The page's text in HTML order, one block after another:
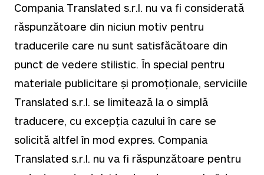
Compania Translated s.r.l. nu va fi considerată
răspunzătoare din niciun motiv pentru
traducerile care nu sunt satisfăcătoare din
punct de vedere stilistic. În special pentru
materiale publicitare și promoționale, serviciile
Translated s.r.l. se limitează la o simplă
traducere, cu excepția cazului în care se
solicită altfel în mod expres. Compania
Translated s.r.l. nu va fi răspunzătoare pentru